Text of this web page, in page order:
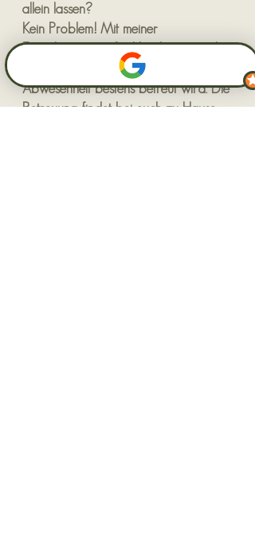
allein lassen?
Kein Problem! Mit meiner
Tagesbetreuung für Hunde sorge ich
dafür, dass dein Hund auch in deiner
Abwesenheit bestens betreut wird. Die
Betreuung findet bei euch zu Hause